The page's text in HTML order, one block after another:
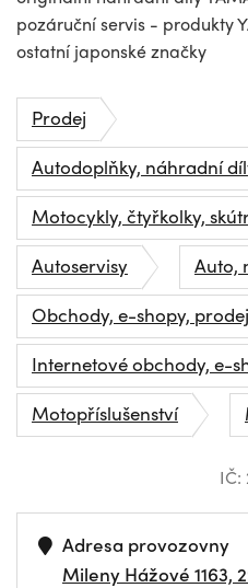
pozáruční servis - produkty
ostatní japonské značky
Prodej
Autodoplňky, náhradní
Motocykly, čtyřkolky,
Autoservisy
Auto,
Obchody, e-shopy, prodej
Internetové obchody, e-
Motopříslušenství
IČ:
Adresa provozovny
Mileny Hážové 1163,